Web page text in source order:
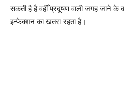
सकती है है वहीँ प्रदूषण वाली जगह जाने के
इन्फेक्शन का खतरा रहता है।